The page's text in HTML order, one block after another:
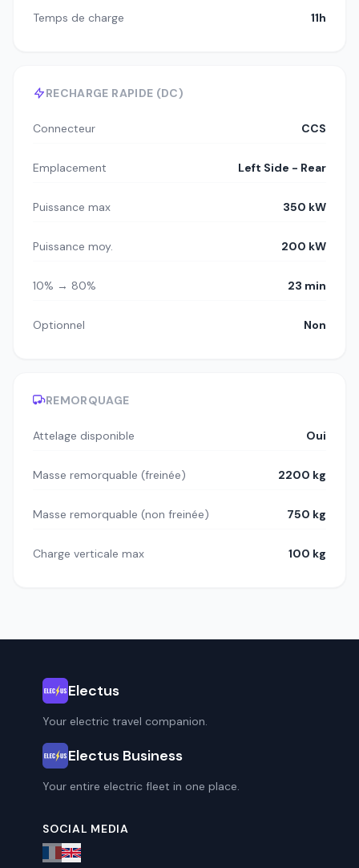
Temps de charge 11h
RECHARGE RAPIDE (DC)
Connecteur CCS
Emplacement Left Side - Rear
Puissance max 350 kW
Puissance moy. 200 kW
10% → 80% 23 min
Optionnel Non
REMORQUAGE
Attelage disponible Oui
Masse remorquable (freinée) 2200 kg
Masse remorquable (non freinée) 750 kg
Charge verticale max 100 kg
Electus
Your electric travel companion.
Electus Business
Your entire electric fleet in one place.
SOCIAL MEDIA